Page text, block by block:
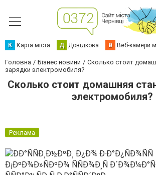
К Карта міста Д Довідкова В Веб-камери
Головна Бізнес новини
Сколько стоит
зарядки электромобиля?
Сколько стоит домашняя
электромобиля?
Реклама